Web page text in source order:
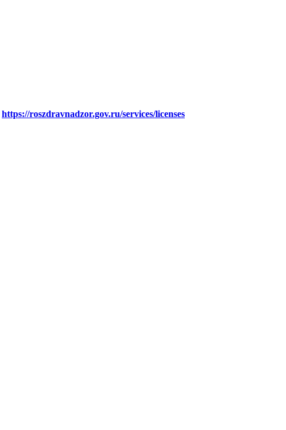
https://roszdravnadzor.gov.ru/services/licenses